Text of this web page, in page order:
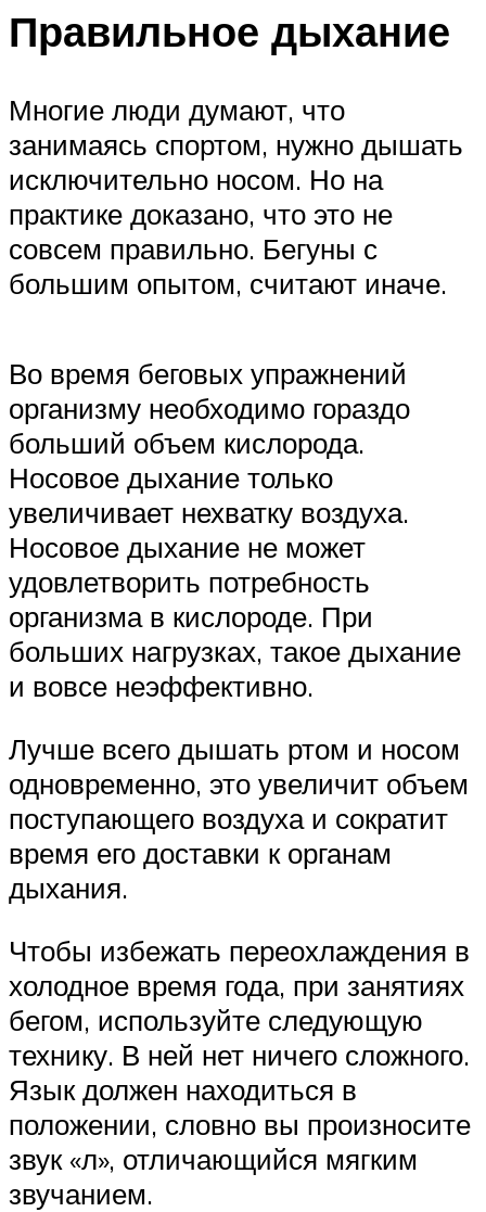
Правильное дыхание
Многие люди думают, что
занимаясь спортом, нужно дышать
исключительно носом. Но на
практике доказано, что это не
совсем правильно. Бегуны с
большим опытом, считают иначе.
Во время беговых упражнений
организму необходимо гораздо
больший объем кислорода.
Носовое дыхание только
увеличивает нехватку воздуха.
Носовое дыхание не может
удовлетворить потребность
организма в кислороде. При
больших нагрузках, такое дыхание
и вовсе неэффективно.
Лучше всего дышать ртом и носом
одновременно, это увеличит объем
поступающего воздуха и сократит
время его доставки к органам
дыхания.
Чтобы избежать переохлаждения в
холодное время года, при занятиях
бегом, используйте следующую
технику. В ней нет ничего сложного.
Язык должен находиться в
положении, словно вы произносите
звук «л», отличающийся мягким
звучанием.